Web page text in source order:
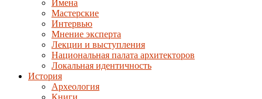
Имена
Мастерские
Интервью
Мнение эксперта
Лекции и выступления
Национальная палата архитекторов
Локальная идентичность
История
Археология
Книги